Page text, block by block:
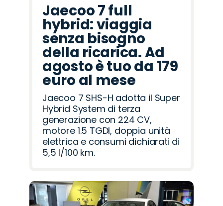
Jaecoo 7 full
hybrid: viaggia
senza bisogno
della ricarica. Ad
agosto è tuo da 179
euro al mese
Jaecoo 7 SHS-H adotta il Super
Hybrid System di terza
generazione con 224 CV,
motore 1.5 TGDI, doppia unità
elettrica e consumi dichiarati di
5,5 l/100 km.